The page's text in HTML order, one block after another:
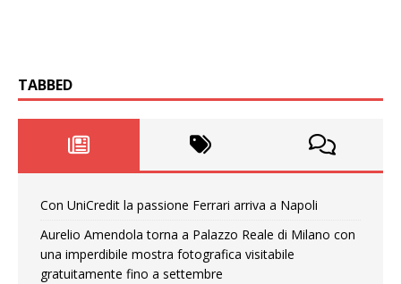
TABBED
Con UniCredit la passione Ferrari arriva a Napoli
Aurelio Amendola torna a Palazzo Reale di Milano con
una imperdibile mostra fotografica visitabile
gratuitamente fino a settembre